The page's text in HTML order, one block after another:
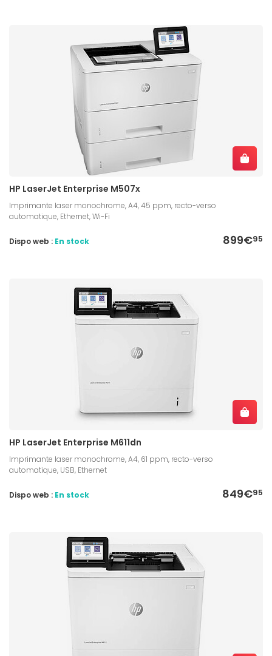
HP LaserJet Enterprise M507x
Imprimante laser monochrome, A4, 45 ppm, recto-verso
automatique, Ethernet, Wi-Fi
899€95
Dispo web : En stock
HP LaserJet Enterprise M611dn
Imprimante laser monochrome, A4, 61 ppm, recto-verso
automatique, USB, Ethernet
849€95
Dispo web : En stock